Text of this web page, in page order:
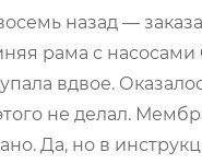
назад —
рама с
вдвое.
не делал.
Да, но в